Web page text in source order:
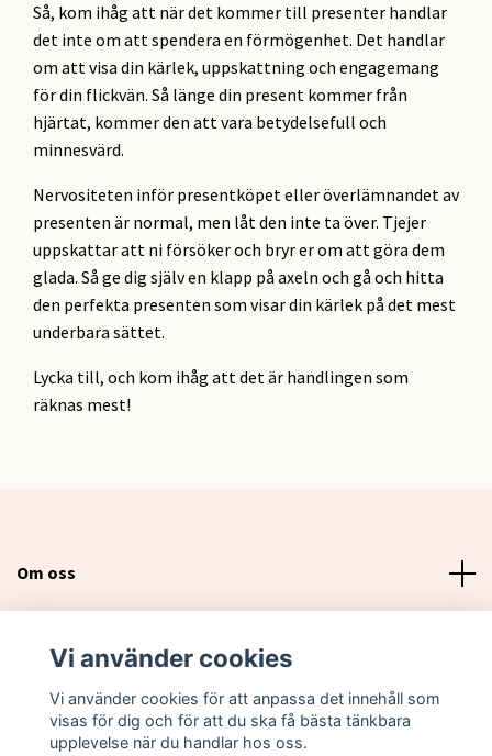
Så, kom ihåg att när det kommer till presenter handlar
det inte om att spendera en förmögenhet. Det handlar
om att visa din kärlek, uppskattning och engagemang
för din flickvän. Så länge din present kommer från
hjärtat, kommer den att vara betydelsefull och
minnesvärd.
Nervositeten inför presentköpet eller överlämnandet av
presenten är normal, men låt den inte ta över. Tjejer
uppskattar att ni försöker och bryr er om att göra dem
glada. Så ge dig själv en klapp på axeln och gå och hitta
den perfekta presenten som visar din kärlek på det mest
underbara sättet.
Lycka till, och kom ihåg att det är handlingen som
räknas mest!
Om oss
Sociala medier
Vi använder cookies
Vi använder cookies för att anpassa det innehåll som
visas för dig och för att du ska få bästa tänkbara
upplevelse när du handlar hos oss.